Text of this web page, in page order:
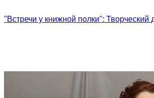
"Встречи у книжной полки":